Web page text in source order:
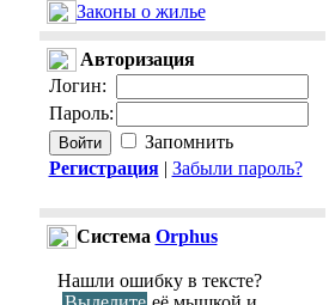
Законы о жилье
Авторизация
Логин:
Пароль:
Запомнить
Регистрация| Забыли пароль?
Cистема Orphus
Нашли ошибку в тексте?